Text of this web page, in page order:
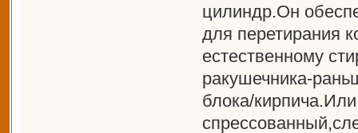
цилиндр.Он
для перетирания
естественному
ракушечника-
блока/